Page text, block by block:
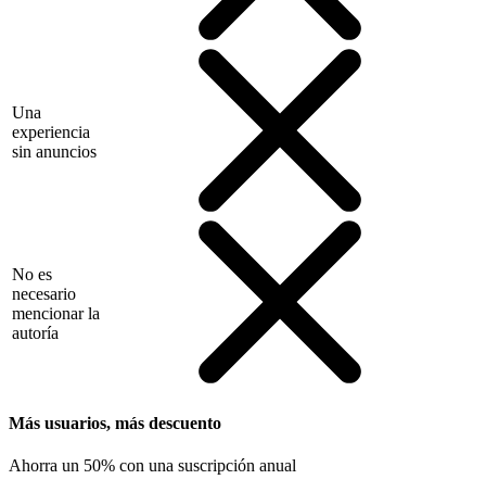
Una
experiencia
sin anuncios
No es
necesario
mencionar la
autoría
Más usuarios, más descuento
Ahorra un 50% con una suscripción anual